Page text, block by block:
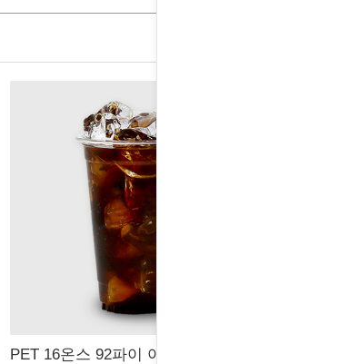
PET 16온스 92파이 아이스컵 (100개)